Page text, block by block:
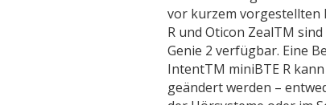
vor kurzem vorgestellten
R und Oticon ZealTM
Genie 2 verfügbar. Eine
IntentTM miniBTE R
geändert werden –